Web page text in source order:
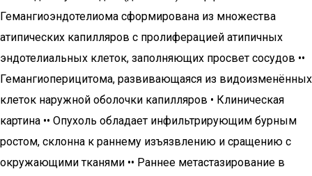
Гемангиоэндотелиома сформирована из множества
атипических капилляров с пролиферацией атипичных
эндотелиальных клеток, заполняющих просвет сосудов ••
Гемангиоперицитома, развивающаяся из видоизменённых
клеток наружной оболочки капилляров • Клиническая
картина •• Опухоль обладает инфильтрирующим бурным
ростом, склонна к раннему изъязвлению и сращению с
окружающими тканями •• Раннее метастазирование в